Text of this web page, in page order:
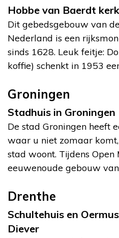
Hobbe van Baerdt
Dit gebedsgebouw van
Nederland is een
sinds 1628. Leuk feitje:
koffie) schenkt in 1953
Groningen
Stadhuis in Groningen
De stad Groningen heeft
waar u niet zomaar
stad woont. Tijdens
eeuwenoude gebouw
Drenthe
Schultehuis en
Diever